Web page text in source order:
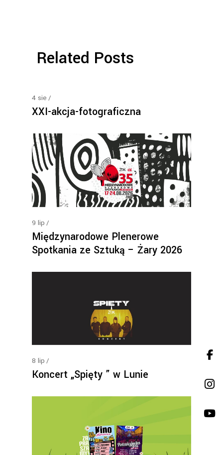
Related Posts
4 sie
XXI-akcja-fotograficzna
9 lip
Międzynarodowe Plenerowe
Spotkania ze Sztuką – Żary 2026
8 lip
Koncert „Spięty ” w Lunie